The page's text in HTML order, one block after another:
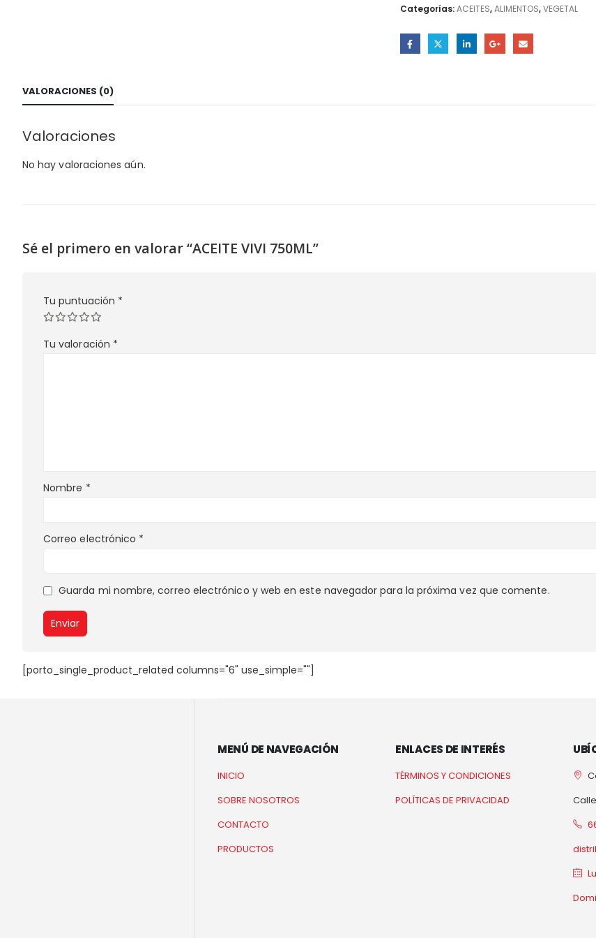
Categorías:ACEITES,ALIMENTOS,VEGETAL
VALORACIONES (0)
Valoraciones
No hay valoraciones aún.
Sé el primero en valorar “ACEITE VIVI 750ML”
Tu puntuación *
Tu valoración *
Nombre *
Correo electrónico *
Guarda mi nombre, correo electrónico y web en este navegador para la próxima vez que comente.
[porto_single_product_related columns="6" use_simple=""]
MENÚ DE NAVEGACIÓN
INICIO
SOBRE NOSOTROS
CONTACTO
PRODUCTOS
ENLACES DE INTERÉS
TÉRMINOS Y CONDICIONES
POLÍTICAS DE PRIVACIDAD